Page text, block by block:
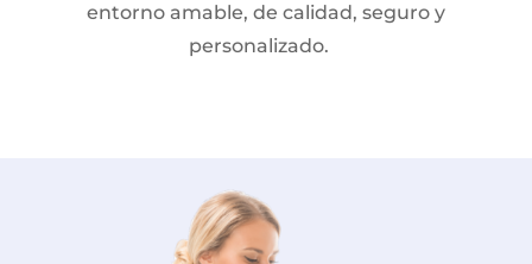
entorno amable, de calidad, seguro y
personalizado.